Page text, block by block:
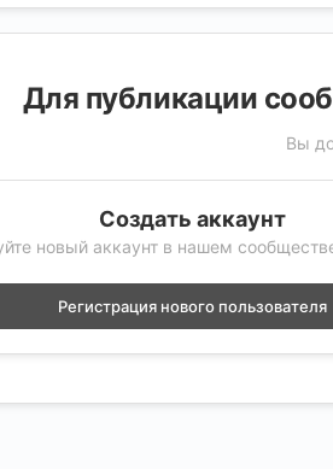
Для публикации
Вы
Создать аккаунт
новый аккаунт в нашем
Регистрация нового пользователя